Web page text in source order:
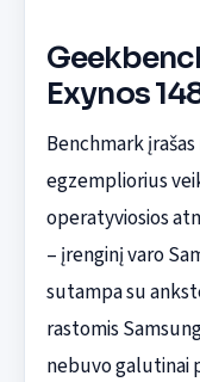
Exynos
Benchmark
egzempliorius
operatyviosios
– įrenginį varo
sutampa su
rastomis
nebuvo galutinai